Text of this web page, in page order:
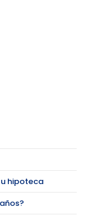
hipoteca